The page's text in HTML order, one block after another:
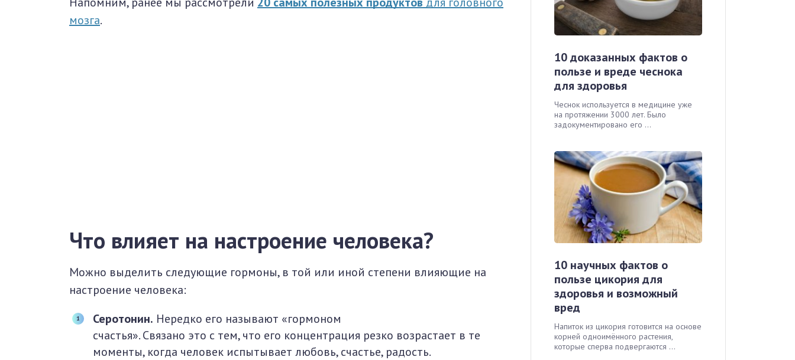
мозга.
Что влияет на настроение человека?
Можно выделить следующие гормоны, в той или иной степени влияющие на
настроение человека:
Серотонин. Нередко его называют «гормоном
счастья». Связано это с тем, что его концентрация резко возрастает в те
моменты, когда человек испытывает любовь, счастье, радость.
10 доказанных фактов о
пользе и вреде чеснока
для здоровья
Чеснок используется в медицине уже
на протяжении 3000 лет. Было
задокументировано его ...
10 научных фактов о
пользе цикория для
здоровья и возможный
вред
Напиток из цикория готовится на основе
корней одноимённого растения,
которые сперва подвергаются ...